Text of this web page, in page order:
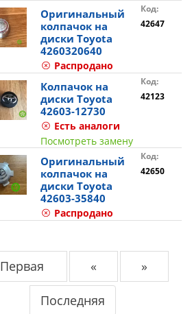
Оригинальный
колпачок на
диски Toyota
4260320640
Распродано
Код:
42647
Колпачок на
диски Toyota
42603-12730
Есть аналоги
Посмотреть замену
Код:
42123
Оригинальный
колпачок на
диски Toyota
42603-35840
Распродано
Код:
42650
Первая « »
Последняя